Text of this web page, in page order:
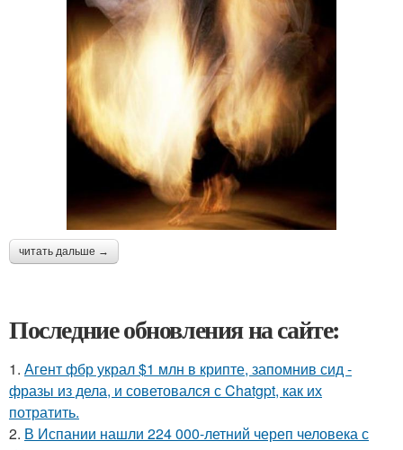
читать дальше →
Последние обновления на сайте:
1. Агент фбр украл $1 млн в крипте, запомнив сид -
фразы из дела, и советовался с Chatgpt, как их
потратить.
2. В Испании нашли 224 000-летний череп человека с